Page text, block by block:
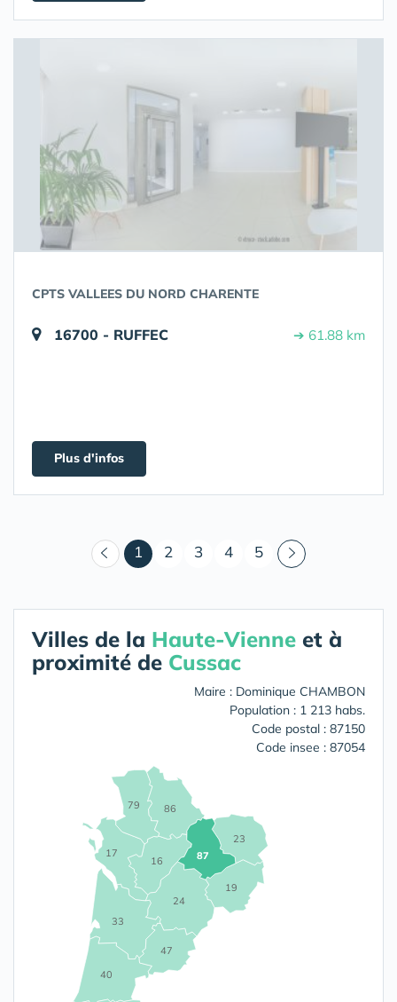
CPTS VALLEES DU NORD CHARENTE
16700 - RUFFEC ➔ 61.88 km
Plus d'infos
1 (courant)
2 3 4 5
Villes de la Haute-Vienne et à
proximité de Cussac
Maire : Dominique CHAMBON
Population : 1 213 habs.
Code postal : 87150
Code insee : 87054
16
17
19
23
24
33
40
47
79 86
87